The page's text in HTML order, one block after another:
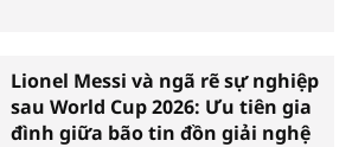
Lionel Messi và ngã rẽ sự nghiệp
sau World Cup 2026: Ưu tiên gia
đình giữa bão tin đồn giải nghệ